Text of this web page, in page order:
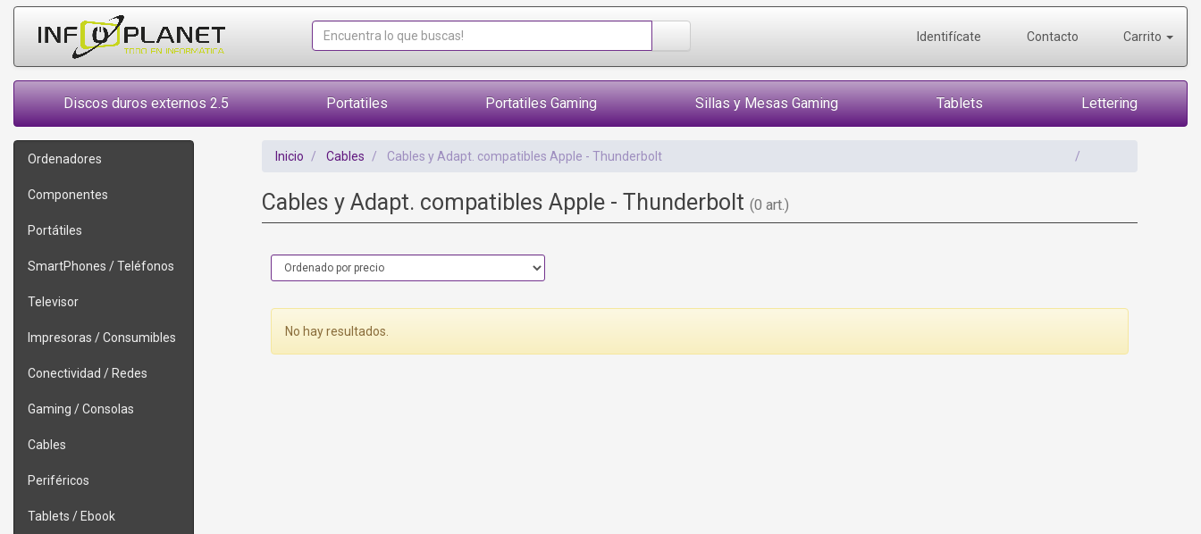
Identifícate Contacto Carrito
Discos duros externos 2.5 Portatiles Portatiles Gaming Sillas y Mesas Gaming Tablets Lettering
Ordenadores
Componentes
Portátiles
SmartPhones / Teléfonos
Televisor
Impresoras / Consumibles
Conectividad / Redes
Gaming / Consolas
Cables
Periféricos
Tablets / Ebook
Inicio Cables Cables y Adapt. compatibles Apple - Thunderbolt
Cables y Adapt. compatibles Apple - Thunderbolt (0 art.)
No hay resultados.